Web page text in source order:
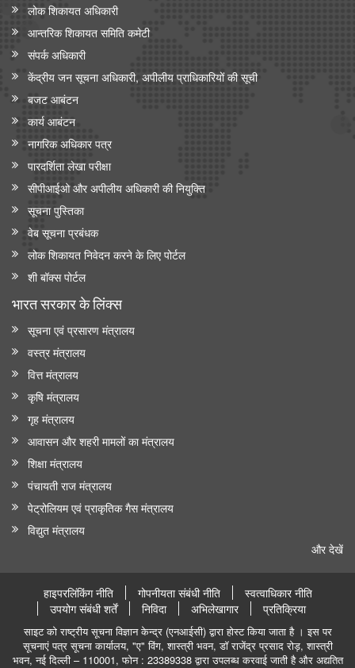
लोक शिकायत अधिकारी
आन्‍तरिक शिकायत समिति कमेटी
संपर्क अधिकारी
केंद्रीय जन सूचना अधिकारी, अपीलीय प्राधिकारियों की सूची
बजट आबंटन
कार्य आबंटन
नागरिक अधिकार पत्र
पारदर्शिता लेखा परीक्षा
सीपीआईओ और अपी‍लीय अधिकारी की नियुक्ति
सूचना पुस्तिका
वेब सूचना प्रबंधक
लोक शिकायत निवेदन करने के लिए पोर्टल
शी बॉक्स पोर्टल
भारत सरकार के लिंक्‍स
सूचना एवं प्रसारण मंत्रालय
वस्त्र मंत्रालय
वित्त मंत्रालय
कृषि मंत्रालय
गृह मंत्रालय
आवासन और शहरी मामलों का मंत्रालय
शिक्षा मंत्रालय
पंचायती राज मंत्रालय
पेट्रोलियम एवं प्राकृतिक गैस मंत्रालय
विद्युत मंत्रालय
और देखें
हाइपरलिंकिंग नीति गोपनीयता संबंधी नीति
स्वत्वाधिकार नीति
उपयोग संबंधी शर्तें
निविदा अभिलेखागार प्रतिक्रिया
साइट को राष्ट्रीय सूचना विज्ञान केन्द्र (एनआईसी) द्वारा होस्ट किया जाता है । इस पर
सूचनाएं पत्र सूचना कार्यालय, "ए" विंग, शास्त्री भवन, डॉ राजेंद्र प्रसाद रोड़, शास्त्री
भवन, नई दिल्ली – 110001, फोन : 23389338 द्वारा उपलब्ध करवाई जाती है और अद्यतित